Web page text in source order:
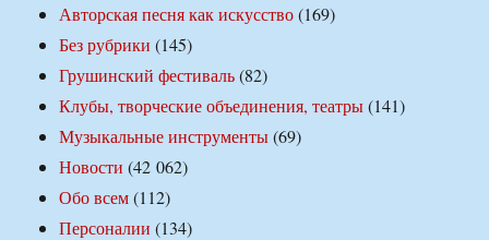
Авторская песня как искусство(169)
Без рубрики (145)
Грушинский фестиваль(82)
Клубы, творческие объединения, театры(141)
Музыкальные инструменты(69)
Новости (42 062)
Обо всем(112)
Персоналии (134)